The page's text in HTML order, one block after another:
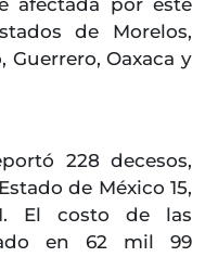
afectada por este
de Morelos,
Guerrero, Oaxaca y
228 decesos,
de México 15,
El costo de las
en 62 mil 99